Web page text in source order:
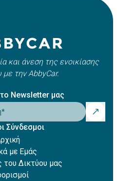
και άνεση της ενοικίασης
με την AbbyCar.
Newsletter μας
*
Σύνδεσμοι
με Εμάς
του Δικτύου μας